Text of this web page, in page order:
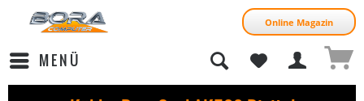
Online Magazin
MENÜ